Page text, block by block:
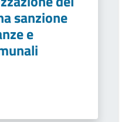
sanzione
e